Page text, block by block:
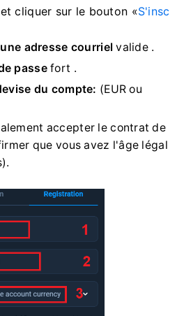
cliquer sur le bouton «S'insc
adresse courriel valide .
passefort .
du compte: (EUR ou
accepter le contrat de
que vous avez l'âge légal